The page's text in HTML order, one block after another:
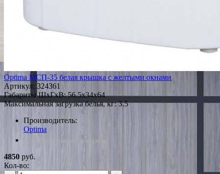
Optima МСП-35 белая крышка с желтыми окнами
Артикул: 324361
Габариты ШxГxВ: 56.5x34x64
Максимальная загрузка белья, кг: 3.5
Производитель:
Optima
*Наличие уточняйте у менеджера
4850 руб.
Кол-во: